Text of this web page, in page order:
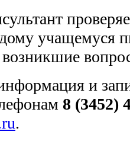
учащемуся
возникшие
и
8 (3452)
.